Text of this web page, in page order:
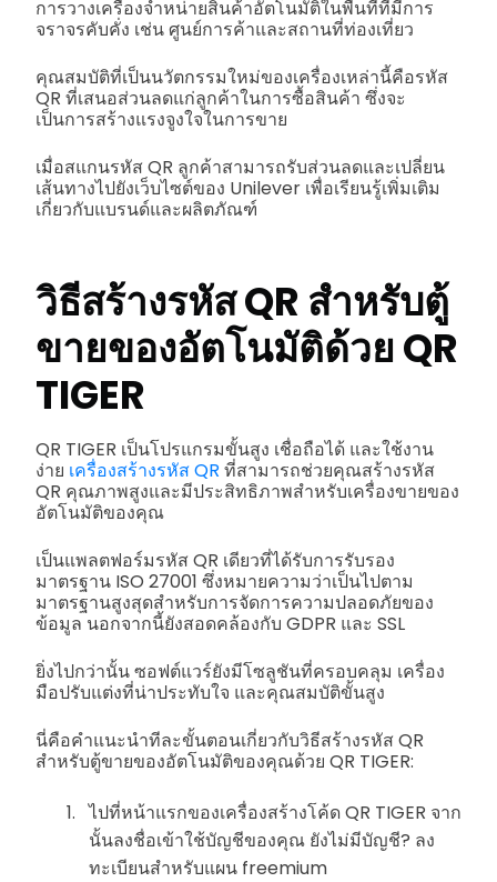
การวางเครื่องจำหน่ายสินค้าอัตโนมัติในพื้นที่ที่มีการ
จราจรคับคั่ง เช่น ศูนย์การค้าและสถานที่ท่องเที่ยว
คุณสมบัติที่เป็นนวัตกรรมใหม่ของเครื่องเหล่านี้คือรหัส
QR ที่เสนอส่วนลดแก่ลูกค้าในการซื้อสินค้า ซึ่งจะ
เป็นการสร้างแรงจูงใจในการขาย
เมื่อสแกนรหัส QR ลูกค้าสามารถรับส่วนลดและเปลี่ยน
เส้นทางไปยังเว็บไซต์ของ Unilever เพื่อเรียนรู้เพิ่มเติม
เกี่ยวกับแบรนด์และผลิตภัณฑ์
วิธีสร้างรหัส QR สำหรับตู้
ขายของอัตโนมัติด้วย QR
TIGER
QR TIGER เป็นโปรแกรมขั้นสูง เชื่อถือได้ และใช้งาน
ง่าย เครื่องสร้างรหัส QR ที่สามารถช่วยคุณสร้างรหัส
QR คุณภาพสูงและมีประสิทธิภาพสำหรับเครื่องขายของ
อัตโนมัติของคุณ
เป็นแพลตฟอร์มรหัส QR เดียวที่ได้รับการรับรอง
มาตรฐาน ISO 27001 ซึ่งหมายความว่าเป็นไปตาม
มาตรฐานสูงสุดสำหรับการจัดการความปลอดภัยของ
ข้อมูล นอกจากนี้ยังสอดคล้องกับ GDPR และ SSL
ยิ่งไปกว่านั้น ซอฟต์แวร์ยังมีโซลูชันที่ครอบคลุม เครื่อง
มือปรับแต่งที่น่าประทับใจ และคุณสมบัติขั้นสูง
นี่คือคำแนะนำทีละขั้นตอนเกี่ยวกับวิธีสร้างรหัส QR
สำหรับตู้ขายของอัตโนมัติของคุณด้วย QR TIGER:
ไปที่หน้าแรกของเครื่องสร้างโค้ด QR TIGER จาก
นั้นลงชื่อเข้าใช้บัญชีของคุณ ยังไม่มีบัญชี? ลง
ทะเบียนสำหรับแผน freemium